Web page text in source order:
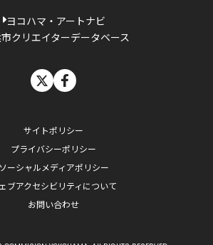
ヨコハマ・アートナビ
クリエイターデータベース
サイトポリシー
プライバシーポリシー
ソーシャルメディアポリシー
ブアクセシビリティについて
お問い合わせ